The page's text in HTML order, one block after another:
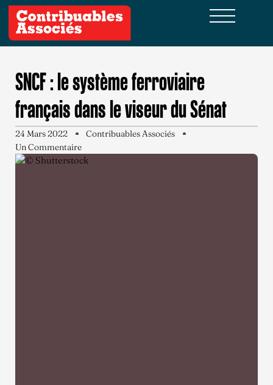
SNCF : le système ferroviaire
français dans le viseur du Sénat
24 Mars 2022
Contribuables Associés
Un Commentaire